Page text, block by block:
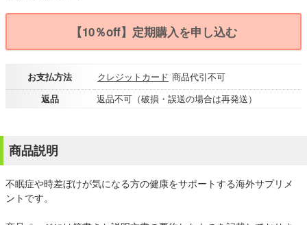
【10％off】定期購入を申し込む
お支払方法 クレジットカード 商品代引不可
返品
返品不可（破損・誤送の場合は再発送）
商品説明
不眠症や時差ぼけが気になる方の健康をサポートする海外サプリメ
ントです。